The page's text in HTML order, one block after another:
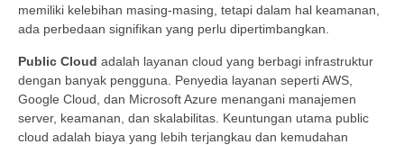
memiliki kelebihan masing-masing, tetapi dalam hal keamanan,
ada perbedaan signifikan yang perlu dipertimbangkan.
Public Cloud adalah layanan cloud yang berbagi infrastruktur
dengan banyak pengguna. Penyedia layanan seperti AWS,
Google Cloud, dan Microsoft Azure menangani manajemen
server, keamanan, dan skalabilitas. Keuntungan utama public
cloud adalah biaya yang lebih terjangkau dan kemudahan